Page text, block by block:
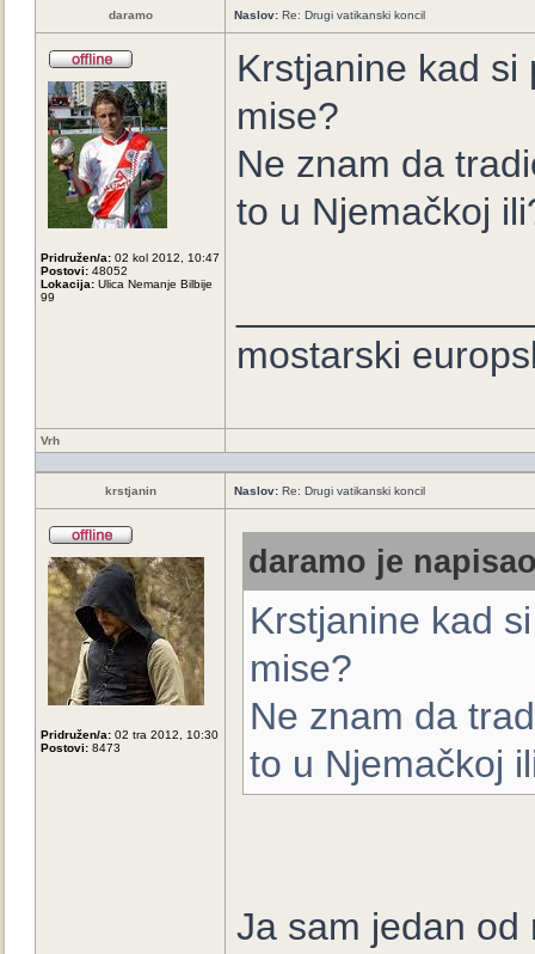
daramo Naslov: Re: Drugi vatikanski koncil
Pridružen/a: 02 kol 2012, 10:47
Postovi: 48052
Lokacija: Ulica Nemanje Bilbije
99
Krstjanine kad si
mise?
Ne znam da
to u Njemačkoj
mostarski
Vrh
krstjanin Naslov: Re: Drugi vatikanski koncil
Pridružen/a: 02 tra 2012, 10:30
Postovi: 8473
daramo je
Krstjanine kad
mise?
Ne znam da
to u Njemačkoj
Ja sam jedan od